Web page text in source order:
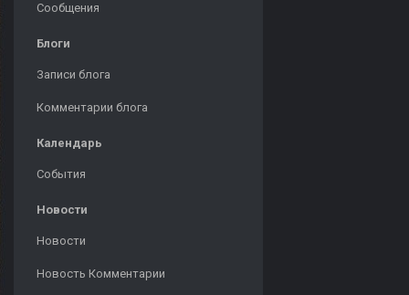
Сообщения
Блоги
Записи блога
Комментарии блога
Календарь
События
Новости
Новости
Новость Комментарии